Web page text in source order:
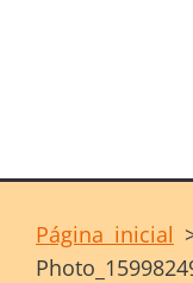
Página inicial